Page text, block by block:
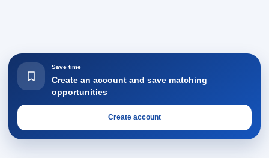
Save time
Create an account and save matching
opportunities
Create account